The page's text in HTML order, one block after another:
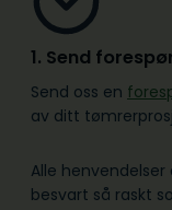
1. Send
Send oss en
av ditt
Alle
besvart så raskt